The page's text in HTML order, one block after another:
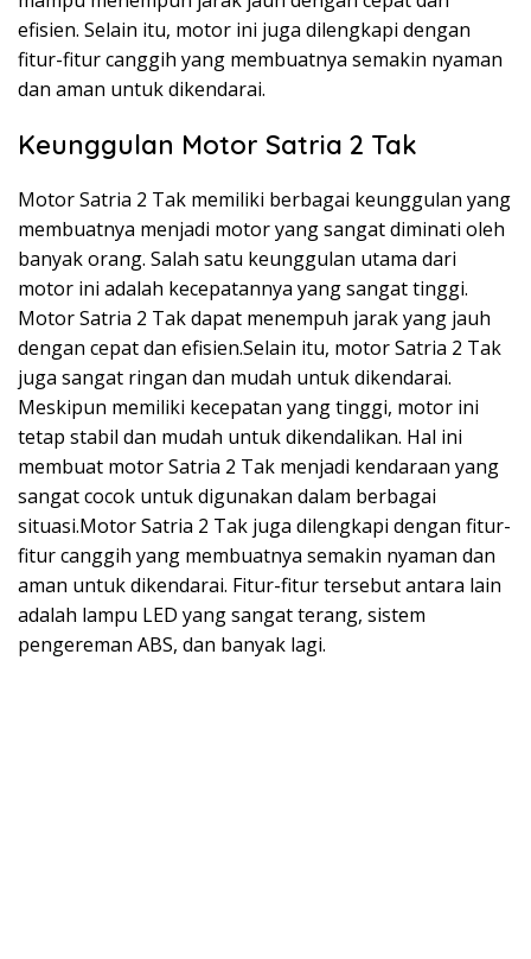
efisien. Selain itu, motor ini juga dilengkapi dengan
fitur-fitur canggih yang membuatnya semakin nyaman
dan aman untuk dikendarai.
Keunggulan Motor Satria 2 Tak
Motor Satria 2 Tak memiliki berbagai keunggulan yang
membuatnya menjadi motor yang sangat diminati oleh
banyak orang. Salah satu keunggulan utama dari
motor ini adalah kecepatannya yang sangat tinggi.
Motor Satria 2 Tak dapat menempuh jarak yang jauh
dengan cepat dan efisien.Selain itu, motor Satria 2 Tak
juga sangat ringan dan mudah untuk dikendarai.
Meskipun memiliki kecepatan yang tinggi, motor ini
tetap stabil dan mudah untuk dikendalikan. Hal ini
membuat motor Satria 2 Tak menjadi kendaraan yang
sangat cocok untuk digunakan dalam berbagai
situasi.Motor Satria 2 Tak juga dilengkapi dengan fitur-
fitur canggih yang membuatnya semakin nyaman dan
aman untuk dikendarai. Fitur-fitur tersebut antara lain
adalah lampu LED yang sangat terang, sistem
pengereman ABS, dan banyak lagi.